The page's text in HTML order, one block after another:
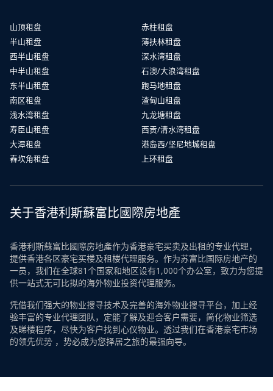
山顶租盘
半山租盘
西半山租盘
中半山租盘
东半山租盘
南区租盘
浅水湾租盘
寿臣山租盘
大潭租盘
舂坎角租盘
赤柱租盘
薄扶林租盘
深水湾租盘
石澳/大浪湾租盘
跑马地租盘
渣甸山租盘
九龙塘租盘
西贡/清水湾租盘
港岛西/坚尼地城租盘
上环租盘
关于香港利斯蘇富比國際房地產
香港利斯蘇富比國際房地產作为香港豪宅买卖及出租的专业代理，
提供香港各区豪宅买楼及租楼代理服务。作为苏富比国际房地产的
一员，我们在全球81个国家和地区设有1,000个办公室，致力为您提
供一站式无可比拟的海外物业投资代理服务。
凭借我们强大的物业搜寻技术及完善的海外物业搜寻平台，加上经
验丰富的专业代理团队，定能了解及迎合客户需要，简化物业筛选
及睇楼程序，尽快为客户找到心仪物业。透过我们在香港豪宅市场
的领先优势 ，势必成为您择居之旅的最强向导。